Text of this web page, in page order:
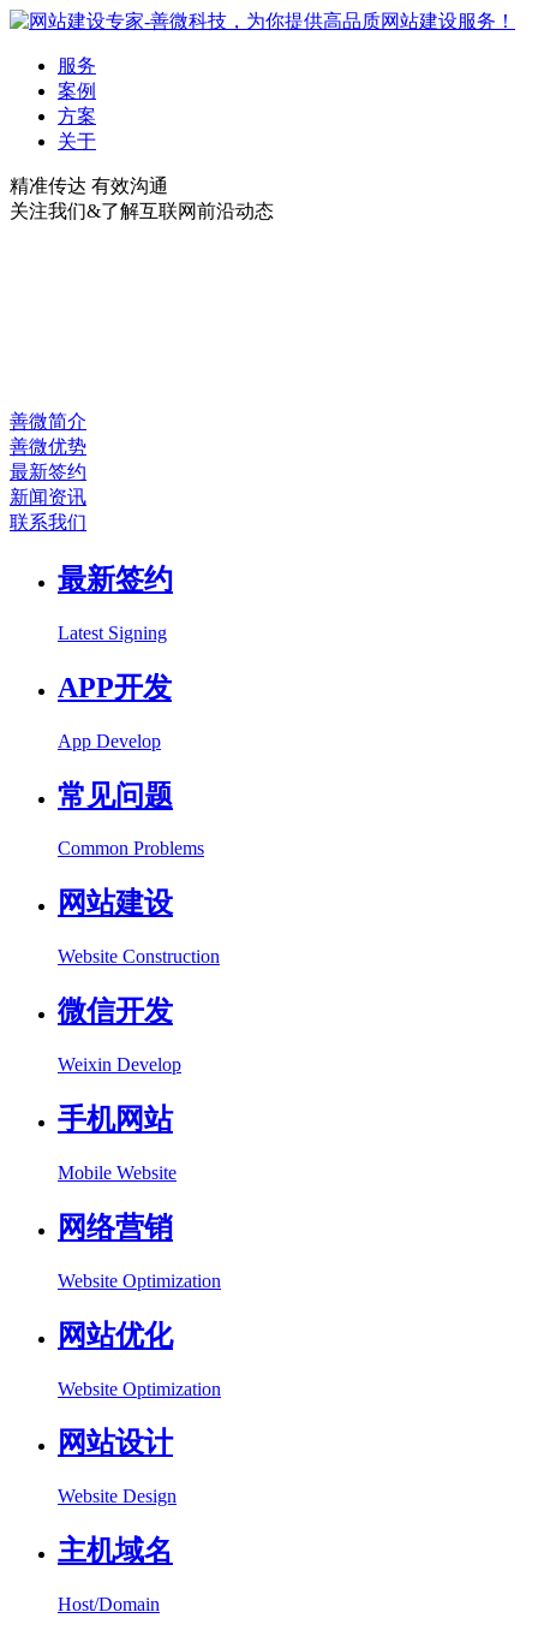
服务
案例
方案
关于
精准传达 有效沟通
关注我们&了解互联网前沿动态
善微简介
善微优势
最新签约
新闻资讯
联系我们
最新签约
Latest Signing
APP开发
App Develop
常见问题
Common Problems
网站建设
Website Construction
微信开发
Weixin Develop
手机网站
Mobile Website
网络营销
Website Optimization
网站优化
Website Optimization
网站设计
Website Design
主机域名
Host/Domain